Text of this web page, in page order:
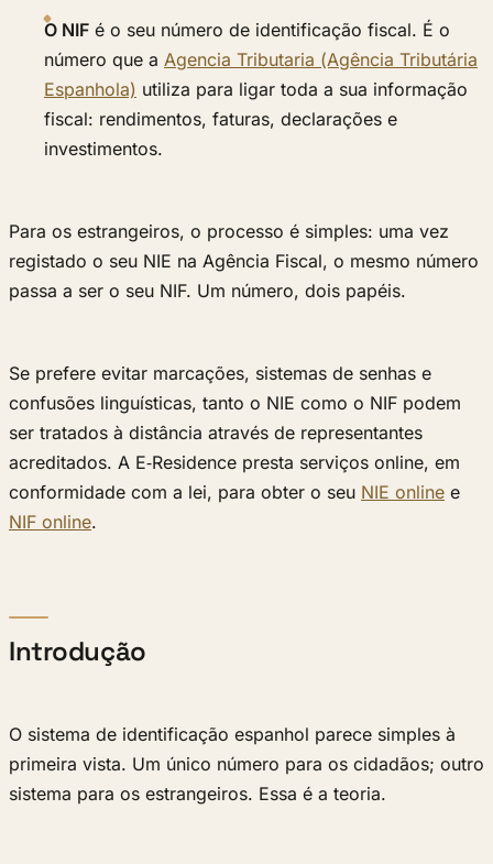
O NIF é o seu número de identificação fiscal. É o
número que a Agencia Tributaria (Agência Tributária
Espanhola) utiliza para ligar toda a sua informação
fiscal: rendimentos, faturas, declarações e
investimentos.
Para os estrangeiros, o processo é simples: uma vez
registado o seu NIE na Agência Fiscal, o mesmo número
passa a ser o seu NIF. Um número, dois papéis.
Se prefere evitar marcações, sistemas de senhas e
confusões linguísticas, tanto o NIE como o NIF podem
ser tratados à distância através de representantes
acreditados. A E‑Residence presta serviços online, em
conformidade com a lei, para obter o seu NIE online e
NIF online.
Introdução
O sistema de identificação espanhol parece simples à
primeira vista. Um único número para os cidadãos; outro
sistema para os estrangeiros. Essa é a teoria.